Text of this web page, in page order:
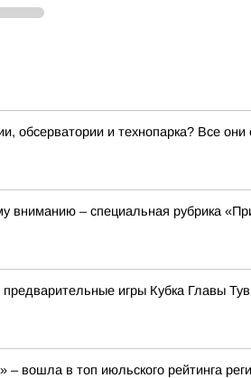
обсерватории и технопарка? Все
вниманию – специальная рубрика
игры Кубка Главы
вошла в топ июльского рейтинга